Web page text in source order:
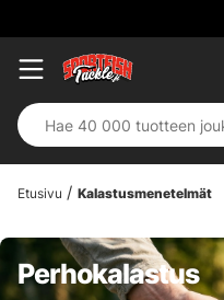
Etusivu Kalastusmenetelmät
Perhokalastus